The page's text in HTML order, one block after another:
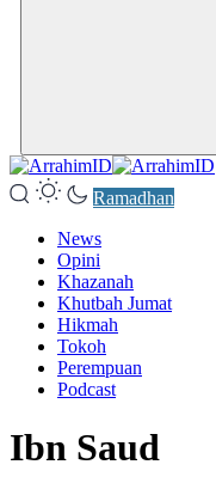
Ramadhan
News
Opini
Khazanah
Khutbah Jumat
Hikmah
Tokoh
Perempuan
Podcast
Ibn Saud